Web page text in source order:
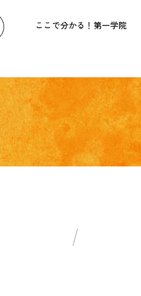
ここで分かる！第一学院